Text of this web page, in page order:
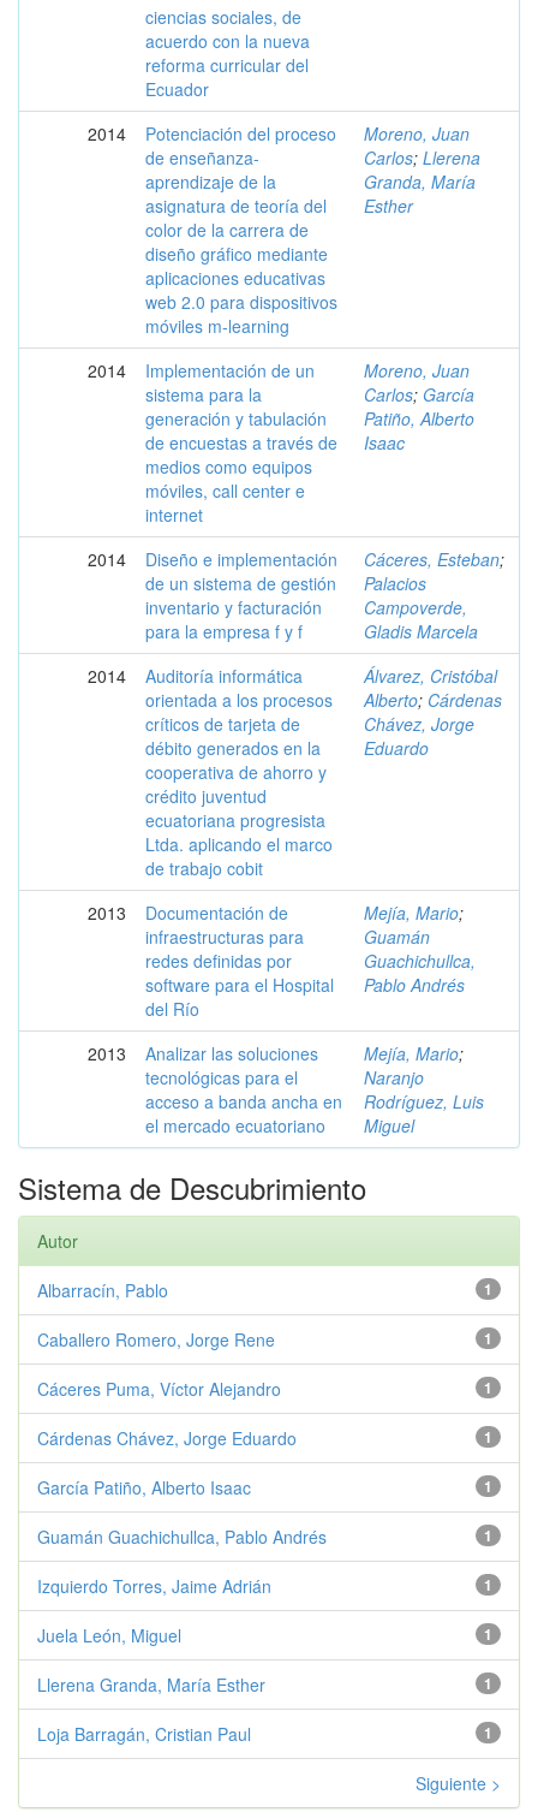
ciencias sociales, de
acuerdo con la nueva
reforma curricular del
Ecuador
2014
Potenciación del proceso
de enseñanza-
aprendizaje de la
asignatura de teoría del
color de la carrera de
diseño gráfico mediante
aplicaciones educativas
web 2.0 para dispositivos
móviles m-learning
Moreno, Juan
Carlos; Llerena
Granda, María
Esther
2014
Implementación de un
sistema para la
generación y tabulación
de encuestas a través de
medios como equipos
móviles, call center e
internet
Moreno, Juan
Carlos; García
Patiño, Alberto
Isaac
2014
Diseño e implementación
de un sistema de gestión
inventario y facturación
para la empresa f y f
Cáceres, Esteban;
Palacios
Campoverde,
Gladis Marcela
2014
Auditoría informática
orientada a los procesos
críticos de tarjeta de
débito generados en la
cooperativa de ahorro y
crédito juventud
ecuatoriana progresista
Ltda. aplicando el marco
de trabajo cobit
Álvarez, Cristóbal
Alberto; Cárdenas
Chávez, Jorge
Eduardo
2013
Documentación de
infraestructuras para
redes definidas por
software para el Hospital
del Río
Mejía, Mario;
Guamán
Guachichullca,
Pablo Andrés
2013
Analizar las soluciones
tecnológicas para el
acceso a banda ancha en
el mercado ecuatoriano
Mejía, Mario;
Naranjo
Rodríguez, Luis
Miguel
Sistema de Descubrimiento
Autor
1
Albarracín, Pablo
1
Caballero Romero, Jorge Rene
1
Cáceres Puma, Víctor Alejandro
1
Cárdenas Chávez, Jorge Eduardo
1
García Patiño, Alberto Isaac
1
Guamán Guachichullca, Pablo Andrés
1
Izquierdo Torres, Jaime Adrián
1
Juela León, Miguel
1
Llerena Granda, María Esther
1
Loja Barragán, Cristian Paul
Siguiente >